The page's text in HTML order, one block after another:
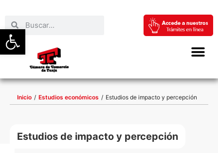
Abrir barra de herramientas
Inicio / Estudios económicos / Estudios de impacto y percepción
Estudios de impacto y percepción